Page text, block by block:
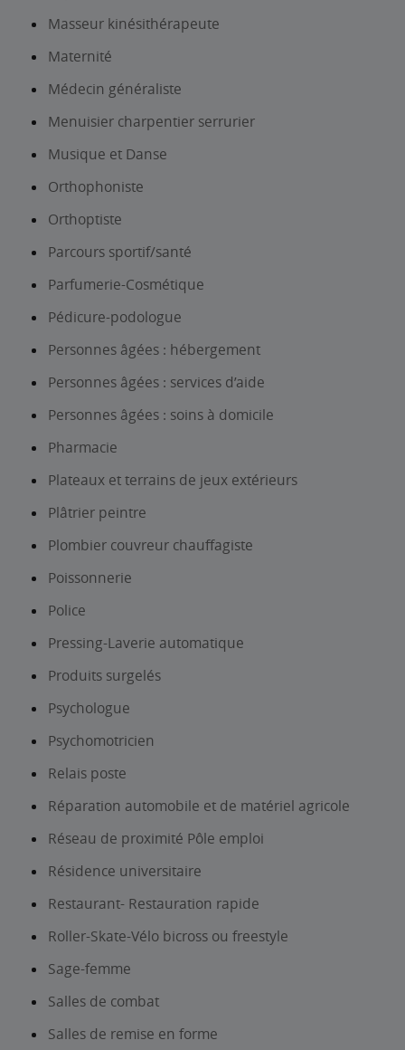
Masseur kinésithérapeute
Maternité
Médecin généraliste
Menuisier charpentier serrurier
Musique et Danse
Orthophoniste
Orthoptiste
Parcours sportif/santé
Parfumerie-Cosmétique
Pédicure-podologue
Personnes âgées : hébergement
Personnes âgées : services d’aide
Personnes âgées : soins à domicile
Pharmacie
Plateaux et terrains de jeux extérieurs
Plâtrier peintre
Plombier couvreur chauffagiste
Poissonnerie
Police
Pressing-Laverie automatique
Produits surgelés
Psychologue
Psychomotricien
Relais poste
Réparation automobile et de matériel agricole
Réseau de proximité Pôle emploi
Résidence universitaire
Restaurant- Restauration rapide
Roller-Skate-Vélo bicross ou freestyle
Sage-femme
Salles de combat
Salles de remise en forme